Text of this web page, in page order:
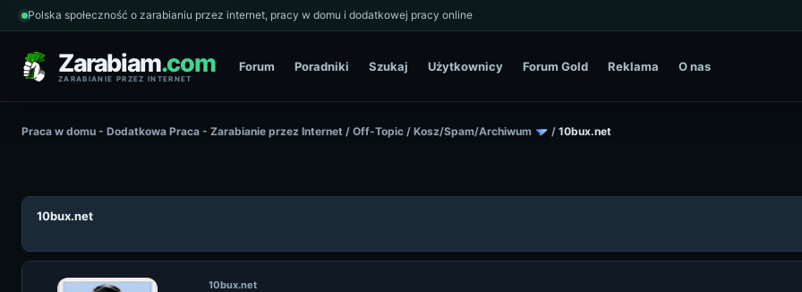
Polska społeczność o zarabianiu przez internet, pracy w domu i dodatkowej pracy online
Zarabiam.com
ZARABIANIE PRZEZ INTERNET
Forum Poradniki Szukaj Użytkownicy Forum Gold Reklama O nas
Praca w domu - Dodatkowa Praca - Zarabianie przez Internet / Off-Topic / Kosz/Spam/Archiwum / 10bux.net
10bux.net
10bux.net